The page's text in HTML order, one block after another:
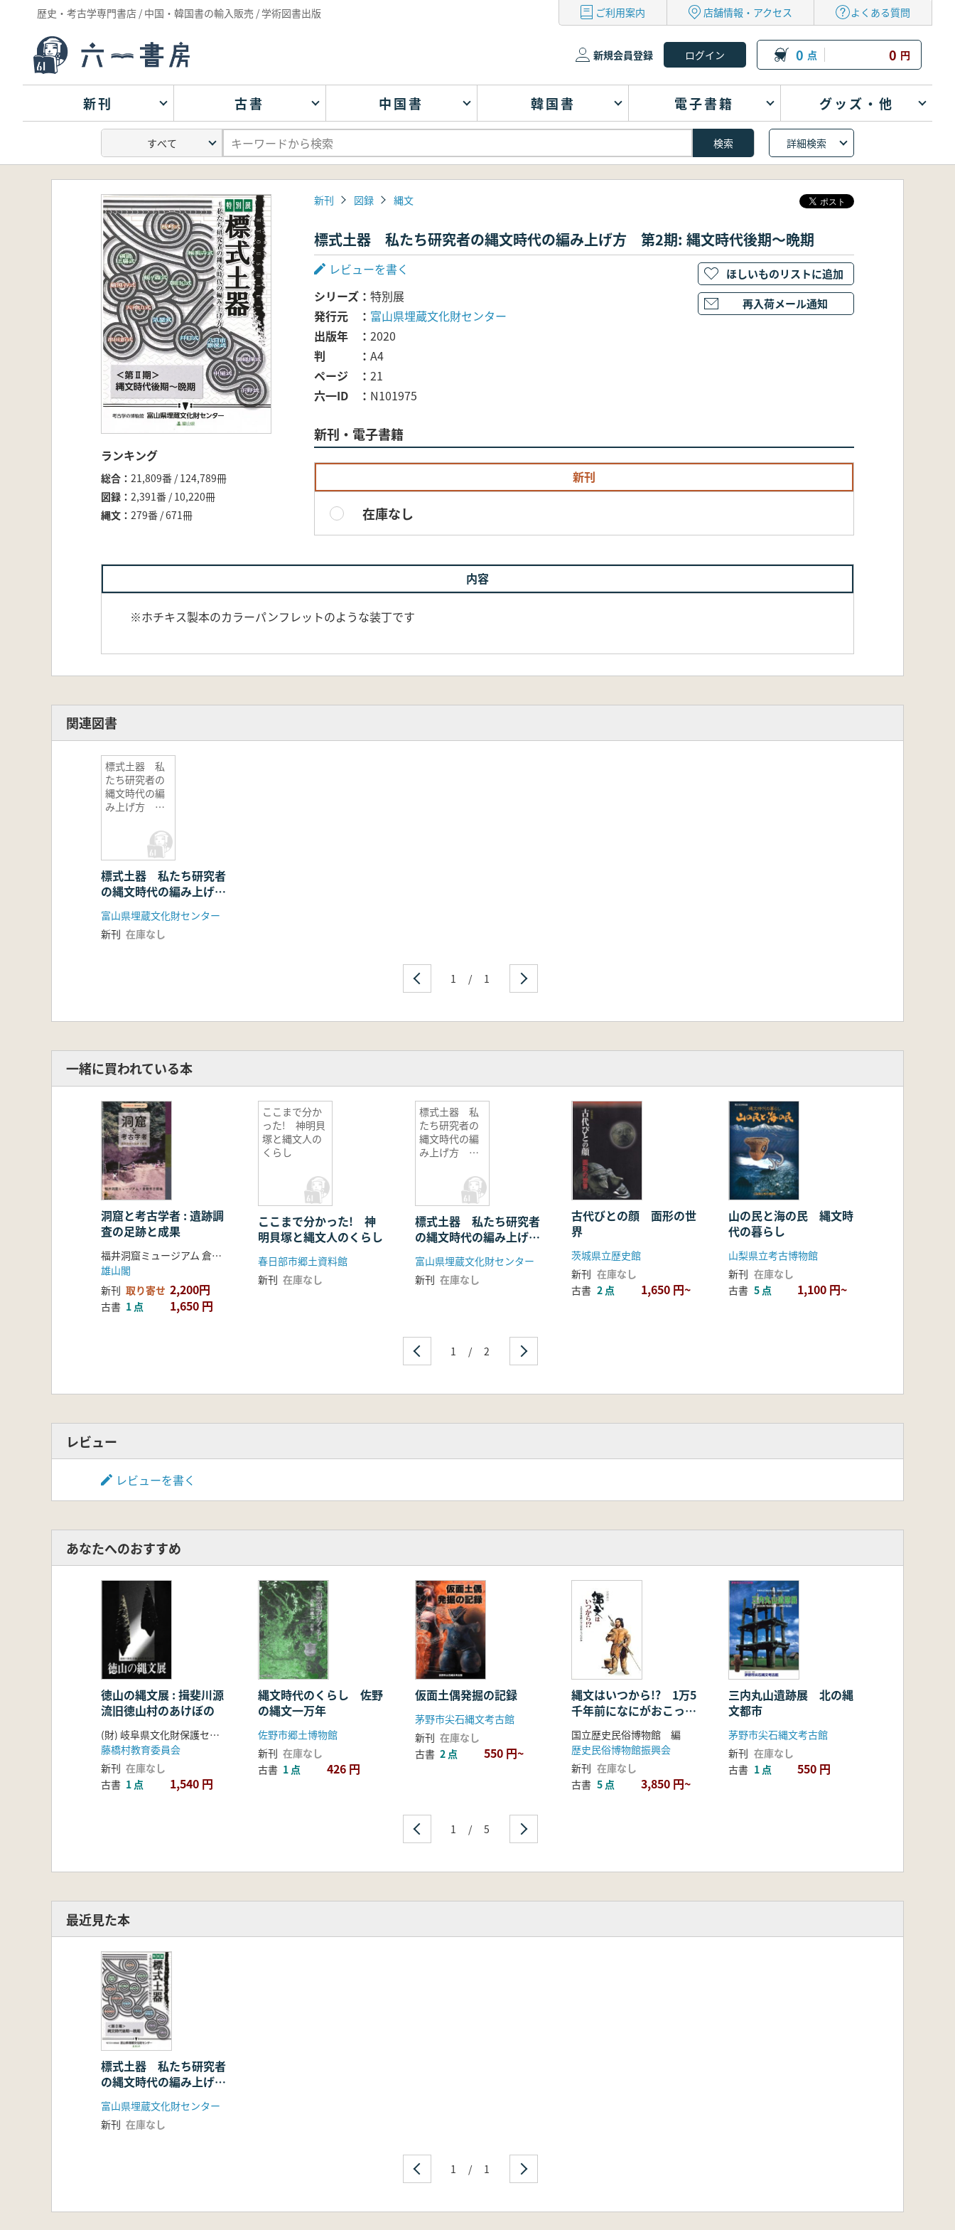
歴史・考古学専門書店 / 中国・韓国書の輸入販売 / 学術図書出版 ご利用案内 店舗情報・アクセス よくある質問
新規会員登録 0 点 0 円
新刊 古書 中国書 韓国書 電子書籍 グッズ・他
詳細検索
ランキング
総合
21,809番 / 124,789冊
図録
2,391番 / 10,220冊
縄文
279番 / 671冊
新刊 図録 縄文
標式土器 私たち研究者の縄文時代の編み上げ方 第2期: 縄文時代後期～晩期
レビューを書く
シリーズ
特別展
発行元
富山県埋蔵文化財センター
出版年
2020
判
A4
ページ
21
六一ID
N101975
新刊・電子書籍
新刊
在庫なし
ほしいものリストに追加
再入荷メール通知
内容
※ホチキス製本のカラーパンフレットのような装丁です
関連図書
標式土器 私
たち研究者の
縄文時代の編
み上げ方 第1
標式土器 私たち研究者
の縄文時代の編み上げ
方 第1期: 縄文時代早
期〜中期
富山県埋蔵文化財センター
新刊 在庫なし
1 / 1
一緒に買われている本
洞窟と考古学者 : 遺跡調
査の足跡と成果
福井洞窟ミュージアム 倉敷考古館 編集
雄山閣
新刊 取り寄せ 2,200円
古書 1 点 1,650 円
ここまで分か
った! 神明貝
塚と縄文人の
くらし
ここまで分かった! 神
明貝塚と縄文人のくらし
春日部市郷土資料館
新刊 在庫なし
標式土器 私
たち研究者の
縄文時代の編
み上げ方 第1
標式土器 私たち研究者
の縄文時代の編み上げ
方 第1期: 縄文時代早
期〜中期
富山県埋蔵文化財センター
新刊 在庫なし
古代びとの顔 面形の世
界
茨城県立歴史館
新刊 在庫なし
古書 2 点 1,650 円~
山の民と海の民 縄文時
代の暮らし
山梨県立考古博物館
新刊 在庫なし
古書 5 点 1,100 円~
1 / 2
レビュー
レビューを書く
あなたへのおすすめ
徳山の縄文展 : 揖斐川源
流旧徳山村のあけぼの
(財) 岐阜県文化財保護センター 編
藤橋村教育委員会
新刊 在庫なし
古書 1 点 1,540 円
縄文時代のくらし 佐野
の縄文一万年
佐野市郷土博物館
新刊 在庫なし
古書 1 点 426 円
仮面土偶発掘の記録
茅野市尖石縄文考古館
新刊 在庫なし
古書 2 点 550 円~
縄文はいつから!? 1万5
千年前になにがおこった
のか
国立歴史民俗博物館 編
歴史民俗博物館振興会
新刊 在庫なし
古書 5 点 3,850 円~
三内丸山遺跡展 北の縄
文都市
茅野市尖石縄文考古館
新刊 在庫なし
古書 1 点 550 円
1 / 5
最近見た本
標式土器 私たち研究者
の縄文時代の編み上げ
方 第2期: 縄文時代後
期〜晩期
富山県埋蔵文化財センター
新刊 在庫なし
1 / 1